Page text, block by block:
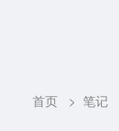
首页 > 笔记